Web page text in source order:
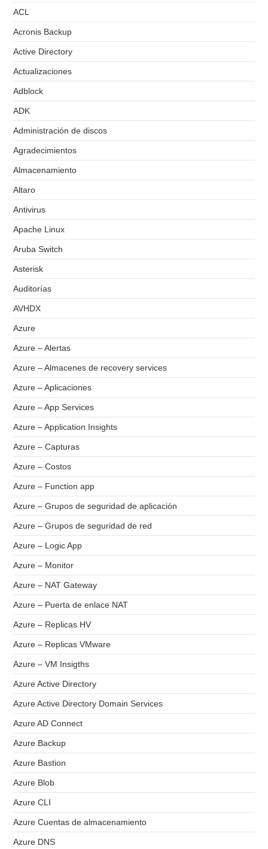
ACL
Acronis Backup
Active Directory
Actualizaciones
Adblock
ADK
Administración de discos
Agradecimientos
Almacenamiento
Altaro
Antivirus
Apache Linux
Aruba Switch
Asterisk
Auditorías
AVHDX
Azure
Azure – Alertas
Azure – Almacenes de recovery services
Azure – Aplicaciones
Azure – App Services
Azure – Application Insights
Azure – Capturas
Azure – Costos
Azure – Function app
Azure – Grupos de seguridad de aplicación
Azure – Grupos de seguridad de red
Azure – Logic App
Azure – Monitor
Azure – NAT Gateway
Azure – Puerta de enlace NAT
Azure – Replicas HV
Azure – Replicas VMware
Azure – VM Insigths
Azure Active Directory
Azure Active Directory Domain Services
Azure AD Connect
Azure Backup
Azure Bastion
Azure Blob
Azure CLI
Azure Cuentas de almacenamiento
Azure DNS